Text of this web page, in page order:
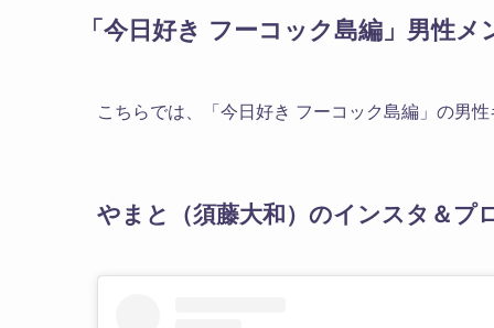
「今日好き フーコック島編」男性
こちらでは、「今日好き フーコック島編」の男性
やまと（須藤大和）のインスタ＆プ